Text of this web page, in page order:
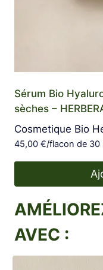
Sérum Bio
sèches –
Cosmetique Bio
45,00 €/flacon de
AVEC :